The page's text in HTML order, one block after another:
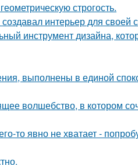
строгость.
интерьер для своей
инструмент дизайна,
выполнены в единой
волшебство, в котором
то явно не хватает -